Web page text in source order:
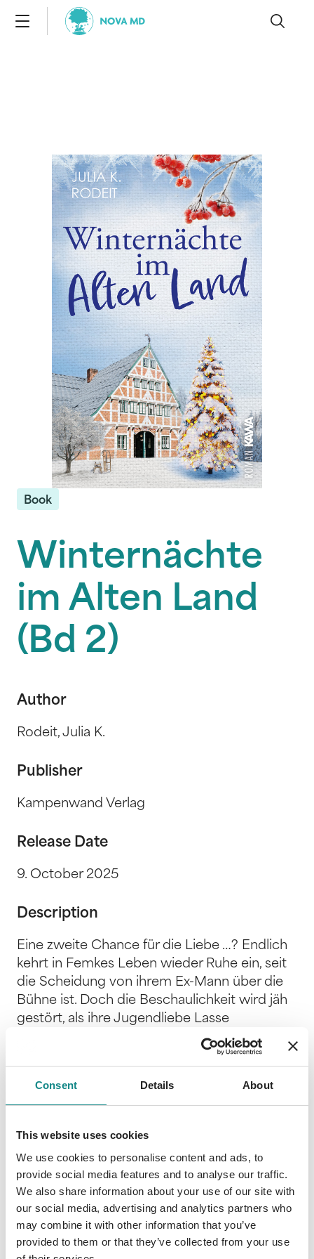
Consent Details About
This website uses cookies
We use cookies to personalise content and ads, to
provide social media features and to analyse our traffic.
We also share information about your use of our site with
our social media, advertising and analytics partners who
may combine it with other information that you’ve
provided to them or that they’ve collected from your use
Book
Winternächte
im Alten Land
(Bd 2)
Author
Rodeit, Julia K.
Publisher
Kampenwand Verlag
Release Date
9. October 2025
Description
Eine zweite Chance für die Liebe …? Endlich
kehrt in Femkes Leben wieder Ruhe ein, seit
die Scheidung von ihrem Ex-Mann über die
Bühne ist. Doch die Beschaulichkeit wird jäh
gestört, als ihre Jugendliebe Lasse
überraschend zurückkehrt und Erinnerungen
weckt, die sie lieber begraben möchte. Es ist
Femke einfach nicht, dem charmanten
stellt sie schnell fest, dass er von seiner
Gerade als Femke zu hoffen beginnt, dass
das Glück vielleicht doch wieder leise bei ihr
anklopft, taucht Lasses Ex-Freundin auf und
stellt sie vor die schwierigste Entscheidung
ihres Leben. Soll sich die Geschichte noch